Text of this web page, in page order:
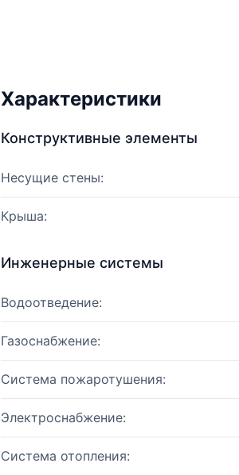
Характеристики
Конструктивные элементы
Несущие стены:
Крыша:
Инженерные системы
Водоотведение:
Газоснабжение:
Система пожаротушения:
Электроснабжение:
Система отопления: